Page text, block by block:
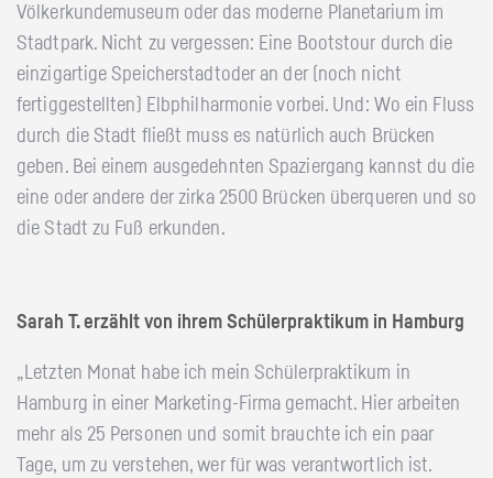
Völkerkundemuseum oder das moderne Planetarium im
Stadtpark. Nicht zu vergessen: Eine Bootstour durch die
einzigartige Speicherstadtoder an der (noch nicht
fertiggestellten) Elbphilharmonie vorbei. Und: Wo ein Fluss
durch die Stadt fließt muss es natürlich auch Brücken
geben. Bei einem ausgedehnten Spaziergang kannst du die
eine oder andere der zirka 2500 Brücken überqueren und so
die Stadt zu Fuß erkunden.
Sarah T. erzählt von ihrem Schülerpraktikum in Hamburg
„Letzten Monat habe ich mein Schülerpraktikum in
Hamburg in einer Marketing-Firma gemacht. Hier arbeiten
mehr als 25 Personen und somit brauchte ich ein paar
Tage, um zu verstehen, wer für was verantwortlich ist.